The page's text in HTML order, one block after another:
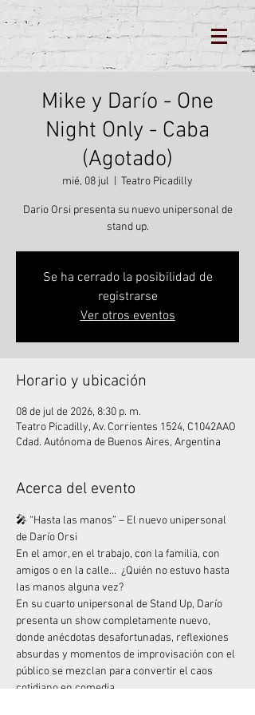
Mike y Darío - One
Night Only - Caba
(Agotado)
mié, 08 jul Teatro Picadilly
Dario Orsi presenta su nuevo unipersonal de
stand up.
Se ha cerrado la posibilidad de
registrarse
Ver otros eventos
Horario y ubicación
08 de jul de 2026, 8:30 p. m.
Teatro Picadilly, Av. Corrientes 1524, C1042AAO
Cdad. Autónoma de Buenos Aires, Argentina
Acerca del evento
🎤 “Hasta las manos” – El nuevo unipersonal
de Darío Orsi
En el amor, en el trabajo, con la familia, con
amigos o en la calle…  ¿Quién no estuvo hasta
las manos alguna vez?
En su cuarto unipersonal de Stand Up, Darío
presenta un show completamente nuevo,
donde anécdotas desafortunadas, reflexiones
absurdas y momentos de improvisación con el
público se mezclan para convertir el caos
cotidiano en comedia.